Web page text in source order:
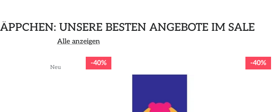
UNSERE BESTEN ANGEBOTE IM SALE
Alle anzeigen
Neu
40% 40%